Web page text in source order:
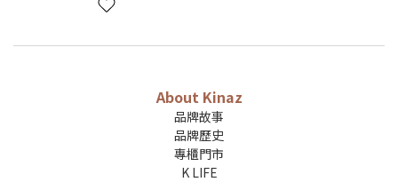
About Kinaz
品牌故事
品牌歷史
專櫃門市
K LIFE